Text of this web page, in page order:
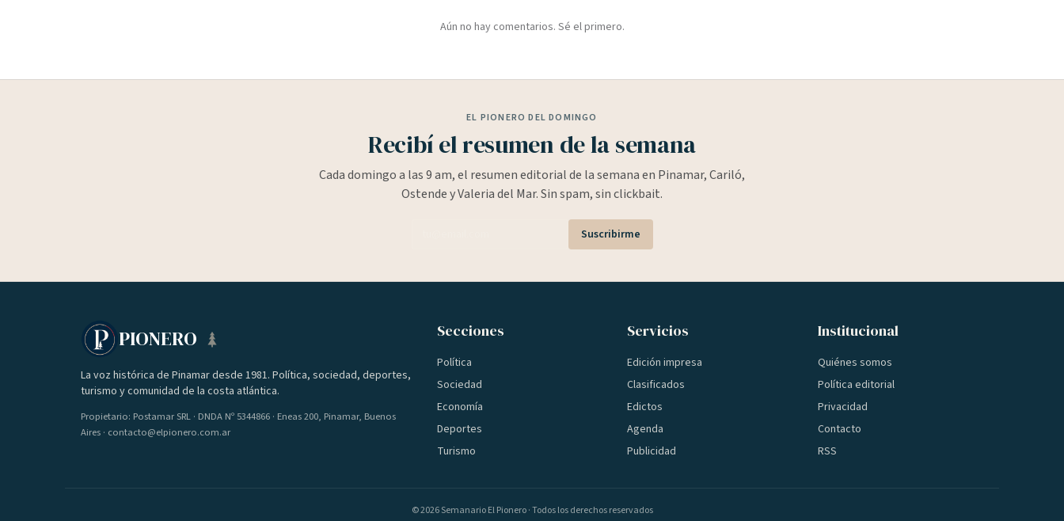
Aún no hay comentarios. Sé el primero.
EL PIONERO DEL DOMINGO
Recibí el resumen de la semana
Cada domingo a las 9 am, el resumen editorial de la semana en Pinamar, Cariló,
Ostende y Valeria del Mar. Sin spam, sin clickbait.
Suscribirme
PIONERO
La voz histórica de Pinamar desde 1981. Política, sociedad, deportes,
turismo y comunidad de la costa atlántica.
Propietario: Postamar SRL · DNDA Nº 5344866 · Eneas 200, Pinamar, Buenos
Aires · contacto@elpionero.com.ar
Secciones
Política
Sociedad
Economía
Deportes
Turismo
Servicios
Edición impresa
Clasificados
Edictos
Agenda
Publicidad
Institucional
Quiénes somos
Política editorial
Privacidad
Contacto
RSS
©2026Semanario El Pionero · Todos los derechos reservados